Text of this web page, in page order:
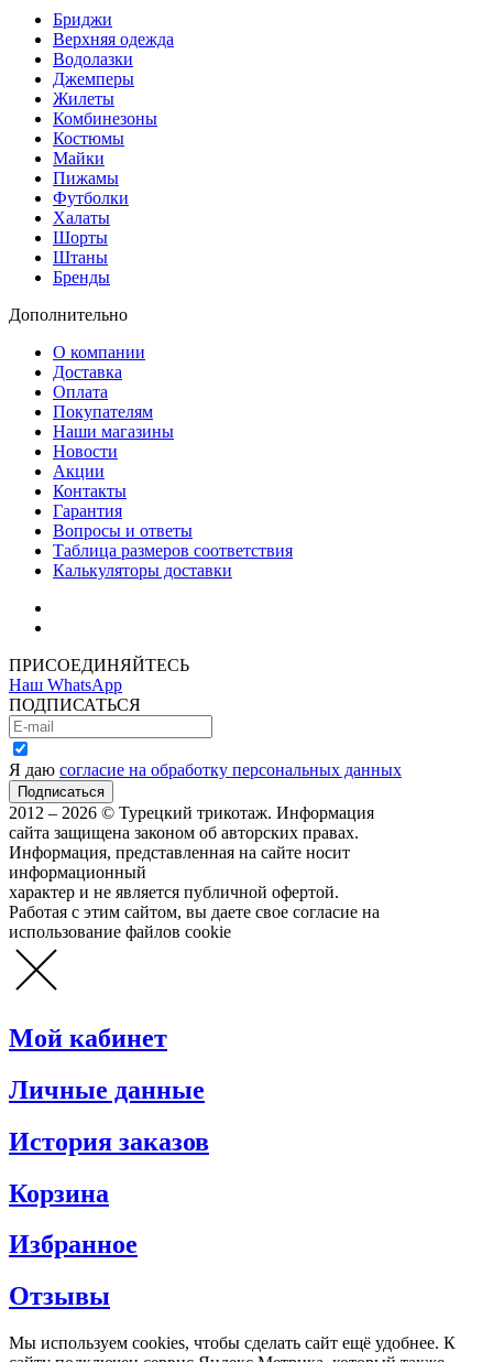
Бриджи
Верхняя одежда
Водолазки
Джемперы
Жилеты
Комбинезоны
Костюмы
Майки
Пижамы
Футболки
Халаты
Шорты
Штаны
Бренды
Дополнительно
О компании
Доставка
Оплата
Покупателям
Наши магазины
Новости
Акции
Контакты
Гарантия
Вопросы и ответы
Таблица размеров соответствия
Калькуляторы доставки
ПРИСОЕДИНЯЙТЕСЬ
Наш WhatsApp
ПОДПИСАТЬСЯ
Я даю согласие на обработку персональных данных
2012 – 2026 © Турецкий трикотаж. Информация
сайта защищена законом об авторских правах.
Информация, представленная на сайте носит
информационный
характер и не является публичной офертой.
Работая с этим сайтом, вы даете свое согласие на
использование файлов cookie
Мой кабинет
Личные данные
История заказов
Корзина
Избранное
Отзывы
Мы используем cookies, чтобы сделать сайт ещё удобнее. К